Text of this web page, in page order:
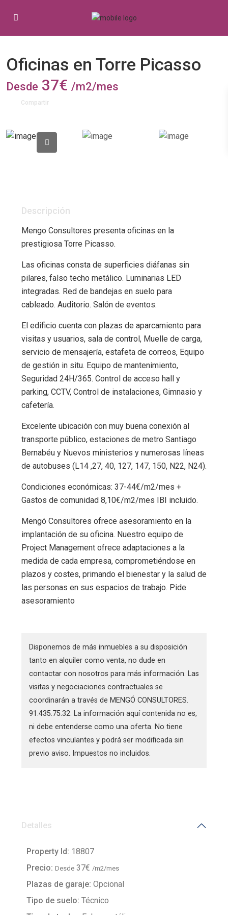
Oficinas en Torre Picasso
Desde 37€ /m2/mes
Compartir
Descripción
Mengo Consultores presenta oficinas en la
prestigiosa Torre Picasso.
Las oficinas consta de superficies diáfanas sin
pilares, falso techo metálico. Luminarias LED
integradas. Red de bandejas en suelo para
cableado. Auditorio. Salón de eventos.
El edificio cuenta con plazas de aparcamiento para
visitas y usuarios, sala de control, Muelle de carga,
servicio de mensajería, estafeta de correos, Equipo
de gestión in situ. Equipo de mantenimiento,
Seguridad 24H/365. Control de acceso hall y
parking, CCTV, Control de instalaciones, Gimnasio y
cafetería.
Excelente ubicación con muy buena conexión al
transporte público, estaciones de metro Santiago
Bernabéu y Nuevos ministerios y numerosas líneas
de autobuses (L14 ,27, 40, 127, 147, 150, N22, N24).
Condiciones económicas: 37-44€/m2/mes +
Gastos de comunidad 8,10€/m2/mes IBI incluido.
Mengó Consultores ofrece asesoramiento en la
implantación de su oficina. Nuestro equipo de
Project Management ofrece adaptaciones a la
medida de cada empresa, comprometiéndose en
plazos y costes, primando el bienestar y la salud de
las personas en sus espacios de trabajo. Pide
asesoramiento
Disponemos de más inmuebles a su disposición
tanto en alquiler como venta, no dude en
contactar con nosotros para más información. Las
visitas y negociaciones contractuales se
coordinarán a través de MENGÓ CONSULTORES.
91.435.75.32. La información aquí contenida no es,
ni debe entenderse como una oferta. No tiene
efectos vinculantes y podrá ser modificada sin
previo aviso. Impuestos no incluidos.
Detalles
Property Id: 18807
Precio: Desde 37€ /m2/mes
Plazas de garaje: Opcional
Tipo de suelo: Técnico